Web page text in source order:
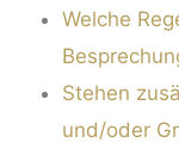
Welche
Stehen
und/oder